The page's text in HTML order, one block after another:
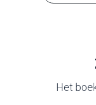
Het